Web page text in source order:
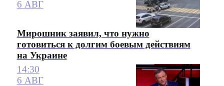
6 АВГ
Мирошник заявил, что нужно
готовиться к долгим боевым действиям
на Украине
14:30
6 АВГ